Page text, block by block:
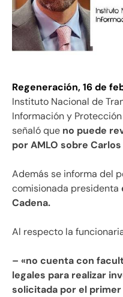
Regeneración, 16 de
Instituto Nacional de
Información y
señaló que no puede
por AMLO sobre
Además se informa del
comisionada presidenta
Cadena.
Al respecto la
– «no cuenta con
legales para realizar
solicitada por el